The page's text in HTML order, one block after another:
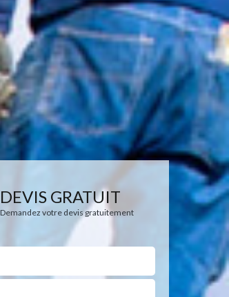
DEVIS GRATUIT
Demandez votre devis gratuitement